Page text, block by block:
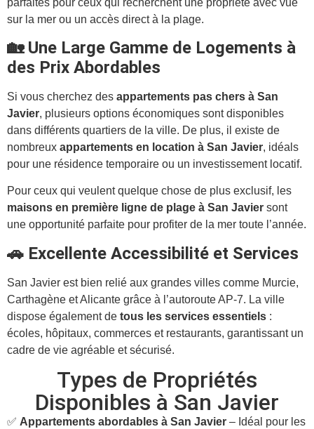
sur la mer ou un accès direct à la plage.
🏡 Une Large Gamme de Logements à
des Prix Abordables
Si vous cherchez des appartements pas chers à San
Javier, plusieurs options économiques sont disponibles
dans différents quartiers de la ville. De plus, il existe de
nombreux appartements en location à San Javier, idéals
pour une résidence temporaire ou un investissement locatif.
Pour ceux qui veulent quelque chose de plus exclusif, les
maisons en première ligne de plage à San Javier sont
une opportunité parfaite pour profiter de la mer toute l’année.
🚗 Excellente Accessibilité et Services
San Javier est bien relié aux grandes villes comme Murcie,
Carthagène et Alicante grâce à l’autoroute AP-7. La ville
dispose également de tous les services essentiels :
écoles, hôpitaux, commerces et restaurants, garantissant un
cadre de vie agréable et sécurisé.
Types de Propriétés
Disponibles à San Javier
✅ Appartements abordables à San Javier – Idéal pour les